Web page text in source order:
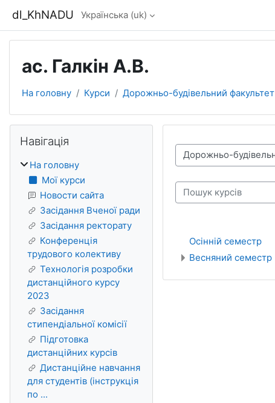
dl_KhNADU Українська ‎(uk)‎
ас. Галкін А.В.
На головну Курси Дорожньо-будівельний факультет
Категорії курсів
Пошук курсів
Осінній семестр
Весняний семестр
Блоки
Навігація
На головну
Мої курси
Новости сайта
Засідання Вченої ради
Засідання ректорату
Конференція
трудового колективу
Технологія розробки
дистанційного курсу
2023
Засідання
стипендіальної комісії
Підготовка
дистанційних курсів
Дистанційне навчання
для студентів (інструкція
по ...